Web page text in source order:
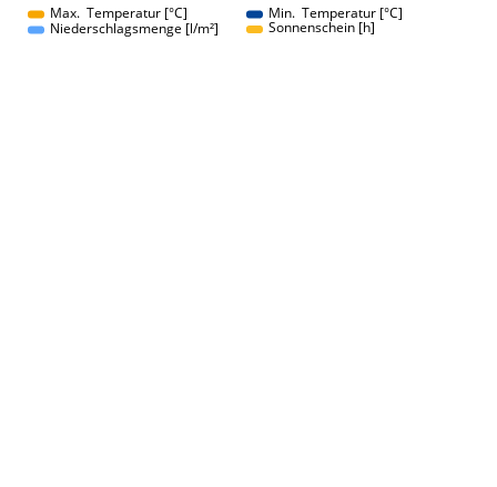
Max. Temperatur [°C]
Min. Temperatur [°C]
Niederschlagsmenge [l/m²]
Sonnenschein [h]